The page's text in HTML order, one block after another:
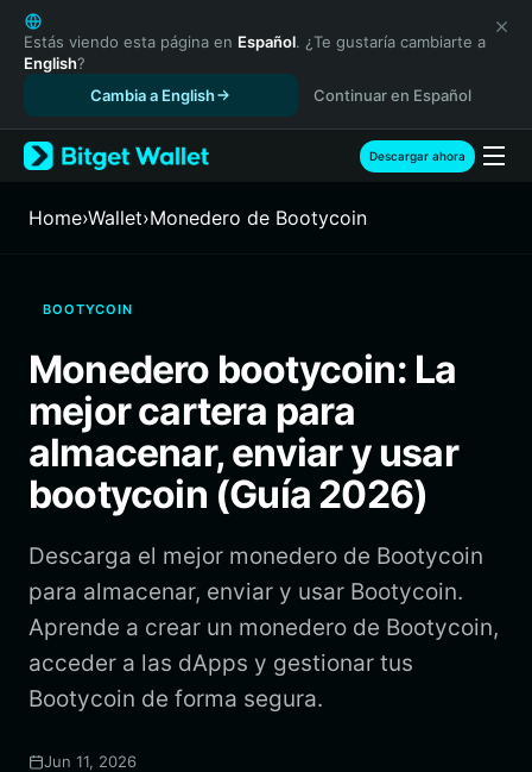
English
日本語
Tiếng Việt
Español (Latinoamérica)
Türkçe
Français
繁體中文
Bahasa Indonesia
ภาษาไทย
Español
Português (Brasil)
Estás viendo esta página en Español. ¿Te gustaría cambiarte a
English?
Cambia a English
Continuar en Español
Descargar ahora
Home›Wallet›Monedero de Bootycoin
BOOTYCOIN
Monedero bootycoin: La
mejor cartera para
almacenar, enviar y usar
bootycoin (Guía 2026)
Descarga el mejor monedero de Bootycoin
para almacenar, enviar y usar Bootycoin.
Aprende a crear un monedero de Bootycoin,
acceder a las dApps y gestionar tus
Bootycoin de forma segura.
Jun 11, 2026